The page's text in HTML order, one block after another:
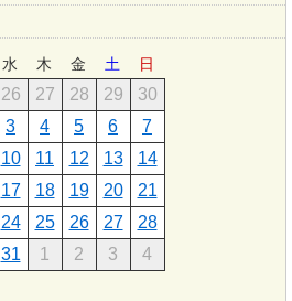
水 木 金 土 日
26 27 28 29
30
3 4 5 6
7
10 11 12 13
14
17 18 19 20
21
24 25 26 27
28
31 1 2 3 4